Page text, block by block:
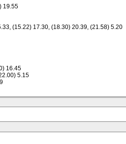
19.55
(15.22) 17.30, (18.30) 20.39, (21.58) 5.20
16.45
5.15